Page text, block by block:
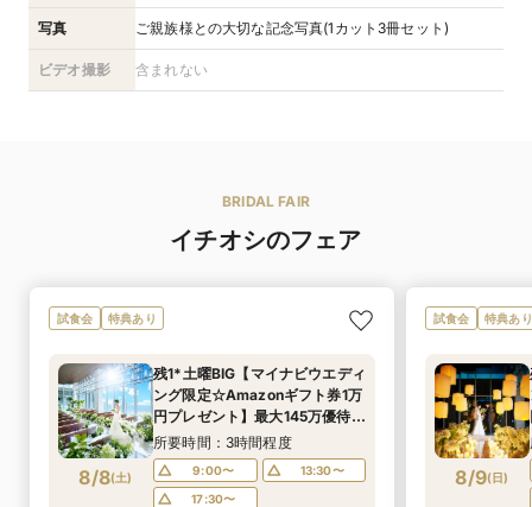
写真 ご親族様との大切な記念写真(1カット3冊セット)
ビデオ撮影 含まれない
BRIDAL FAIR
イチオシのフェア
試食会 特典あり
8/8(土)
残1*土曜BIG【マイナビウエディ
ング限定☆Amazonギフト券1万
円プレゼント】最大145万優待／
シェフ特製＊厳選牛＆最旬食材
豪華試食×選べる2つのチャペル
＆フロア貸切全館ALL見学
所要時間：3時間程度
9:00〜
13:30〜
17:30〜
試食会 特典あり
8/9(日)